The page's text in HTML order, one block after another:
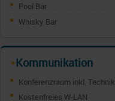
Pool Bar
Whisky Bar
✦Kommunikation
Konferenzraum inkl. Technik
Kostenfreies W-LAN